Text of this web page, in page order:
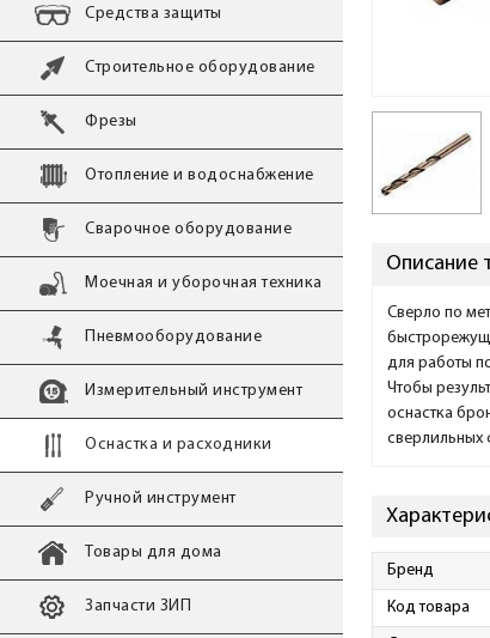
Средства защиты
Строительное оборудование
Фрезы
Отопление и водоснабжение
Сварочное оборудование
Моечная и уборочная техника
Пневмооборудование
Измерительный инструмент
Оснастка и расходники
Ручной инструмент
Товары для дома
Запчасти ЗИП
Описание
Сверло по
для работы
Чтобы
оснастка
сверлильных
Бренд
Код товара